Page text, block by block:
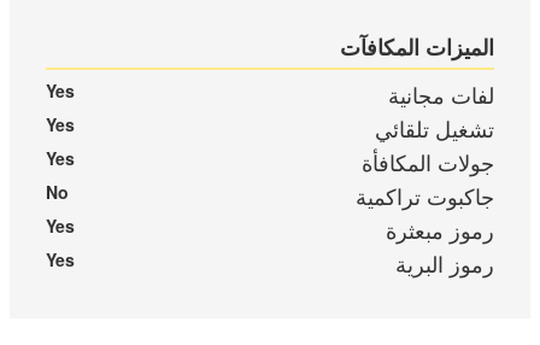
الميزات المكافآت
لفات مجانية
Yes
تشغيل تلقائي Yes
جولات المكافأة Yes
جاكبوت تراكمية No
رموز مبعثرة Yes
رموز البرية Yes